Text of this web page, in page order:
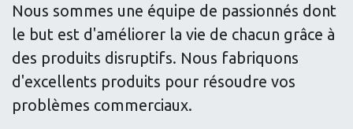
Nous sommes une équipe de passionnés dont
le but est d'améliorer la vie de chacun grâce à
des produits disruptifs. Nous fabriquons
d'excellents produits pour résoudre vos
problèmes commerciaux.